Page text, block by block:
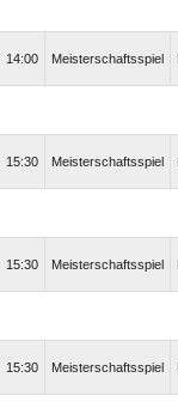
14:00 Meisterschaftsspiel
15:30 Meisterschaftsspiel
15:30 Meisterschaftsspiel
15:30 Meisterschaftsspiel